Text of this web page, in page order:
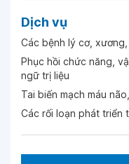
Dịch vụ
Các bệnh lý cơ,
Phục hồi chức năng,
ngữ trị liệu
Tai biến mạch máu
Các rối loạn phát triển